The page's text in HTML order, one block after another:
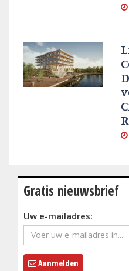
Gratis nieuwsbrief
Uw e-mailadres:
Aanmelden